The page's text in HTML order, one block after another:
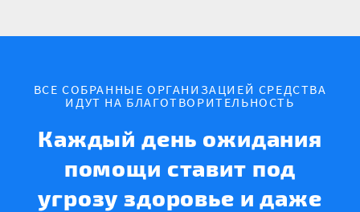
ВСЕ СОБРАННЫЕ ОРГАНИЗАЦИЕЙ СРЕДСТВА
ИДУТ НА БЛАГОТВОРИТЕЛЬНОСТЬ
Каждый день ожидания
помощи ставит под
угрозу здоровье и даже